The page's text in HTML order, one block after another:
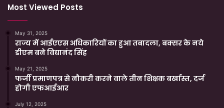
Most Viewed Posts
May 31, 2025
राज्य में आईएएस अधिकारियों का हुआ तबादला, बक्सर के नये
डीएम बने विद्यानंद सिंह
May 21, 2025
फर्जी प्रमाणपत्र से नौकरी करने वाले तीन शिक्षक बर्खास्त, दर्ज
होगी एफआईआर
July 12, 2025